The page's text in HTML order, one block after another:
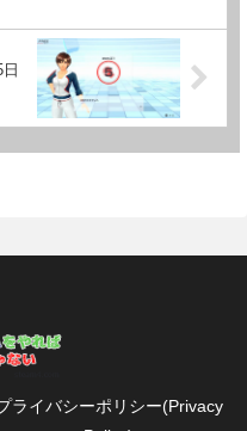
ライバシーポリシー(Privacy